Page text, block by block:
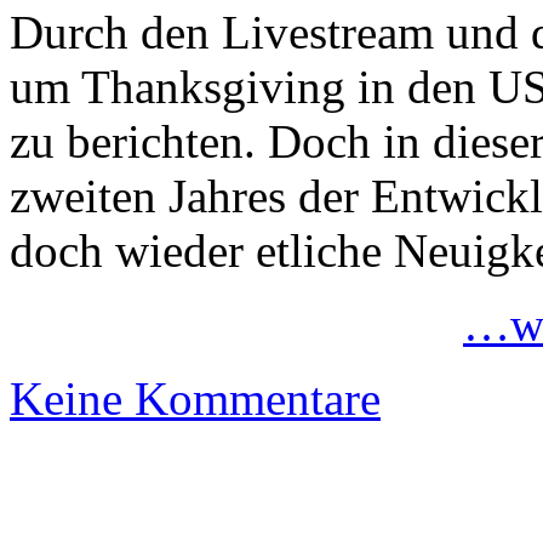
Durch den Livestream und
um Thanksgiving in den
zu berichten. Doch in
zweiten Jahres der
doch wieder etliche
Keine Kommentare